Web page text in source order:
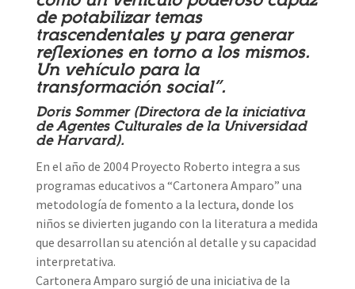
de potabilizar temas
trascendentales y para generar
reflexiones en torno a los mismos.
Un vehículo para la
transformación social”.
Doris Sommer (Directora de la iniciativa
de Agentes Culturales de la Universidad
de Harvard).
En el año de 2004 Proyecto Roberto integra a sus
programas educativos a “Cartonera Amparo” una
metodología de fomento a la lectura, donde los
niños se divierten jugando con la literatura a medida
que desarrollan su atención al detalle y su capacidad
interpretativa.
Cartonera Amparo surgió de una iniciativa de la